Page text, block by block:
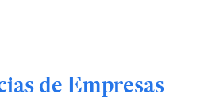
de Empresas